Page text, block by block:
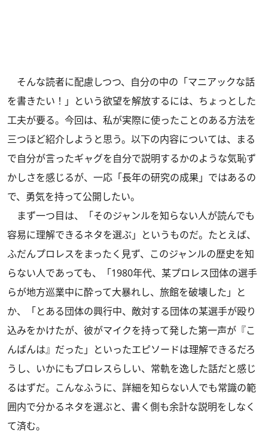
そんな読者に配慮しつつ、自分の中の「マニアックな話
を書きたい！」という欲望を解放するには、ちょっとした
工夫が要る。今回は、私が実際に使ったことのある方法を
三つほど紹介しようと思う。以下の内容については、まる
で自分が言ったギャグを自分で説明するかのような気恥ず
かしさを感じるが、一応「長年の研究の成果」ではあるの
で、勇気を持って公開したい。
まず一つ目は、「そのジャンルを知らない人が読んでも
容易に理解できるネタを選ぶ」というものだ。たとえば、
ふだんプロレスをまったく見ず、このジャンルの歴史を知
らない人であっても、「1980年代、某プロレス団体の選手
らが地方巡業中に酔って大暴れし、旅館を破壊した」と
か、「とある団体の興行中、敵対する団体の某選手が殴り
込みをかけたが、彼がマイクを持って発した第一声が『こ
んばんは』だった」といったエピソードは理解できるだろ
うし、いかにもプロレスらしい、常軌を逸した話だと感じ
るはずだ。こんなふうに、詳細を知らない人でも常識の範
囲内で分かるネタを選ぶと、書く側も余計な説明をしなく
て済む。